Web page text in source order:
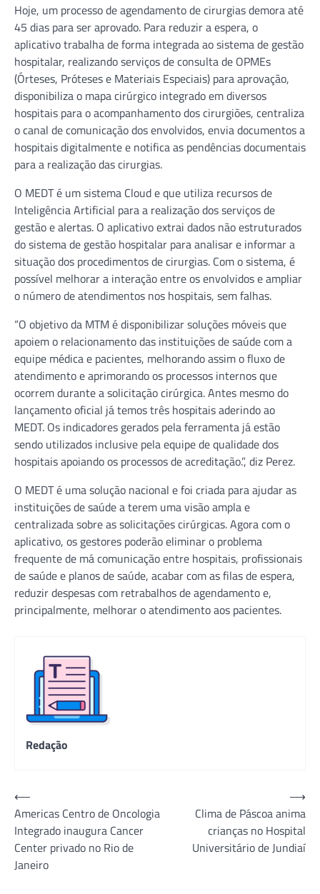
Hoje, um processo de agendamento de cirurgias demora até
45 dias para ser aprovado. Para reduzir a espera, o
aplicativo trabalha de forma integrada ao sistema de gestão
hospitalar, realizando serviços de consulta de OPMEs
(Órteses, Próteses e Materiais Especiais) para aprovação,
disponibiliza o mapa cirúrgico integrado em diversos
hospitais para o acompanhamento dos cirurgiões, centraliza
o canal de comunicação dos envolvidos, envia documentos a
hospitais digitalmente e notifica as pendências documentais
para a realização das cirurgias.
O MEDT é um sistema Cloud e que utiliza recursos de
Inteligência Artificial para a realização dos serviços de
gestão e alertas. O aplicativo extrai dados não estruturados
do sistema de gestão hospitalar para analisar e informar a
situação dos procedimentos de cirurgias. Com o sistema, é
possível melhorar a interação entre os envolvidos e ampliar
o número de atendimentos nos hospitais, sem falhas.
“O objetivo da MTM é disponibilizar soluções móveis que
apoiem o relacionamento das instituições de saúde com a
equipe médica e pacientes, melhorando assim o fluxo de
atendimento e aprimorando os processos internos que
ocorrem durante a solicitação cirúrgica. Antes mesmo do
lançamento oficial já temos três hospitais aderindo ao
MEDT. Os indicadores gerados pela ferramenta já estão
sendo utilizados inclusive pela equipe de qualidade dos
hospitais apoiando os processos de acreditação.”, diz Perez.
O MEDT é uma solução nacional e foi criada para ajudar as
instituições de saúde a terem uma visão ampla e
centralizada sobre as solicitações cirúrgicas. Agora com o
aplicativo, os gestores poderão eliminar o problema
frequente de má comunicação entre hospitais, profissionais
de saúde e planos de saúde, acabar com as filas de espera,
reduzir despesas com retrabalhos de agendamento e,
principalmente, melhorar o atendimento aos pacientes.
Redação
Navegação
de
Post
⟵
Americas Centro de Oncologia
Integrado inaugura Cancer
Center privado no Rio de
Janeiro
Clima de Páscoa anima
crianças no Hospital
Universitário de Jundiaí
⟶